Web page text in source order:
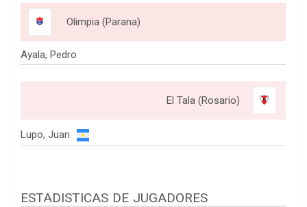
Olimpia (Parana)
Ayala, Pedro
El Tala (Rosario)
Lupo, Juan
ESTADISTICAS DE JUGADORES